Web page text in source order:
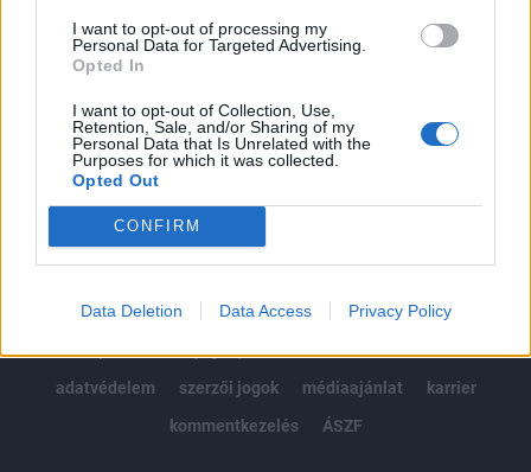
I want to opt-out of processing my
Personal Data for Targeted Advertising.
Opted In
I want to opt-out of Collection, Use,
Retention, Sale, and/or Sharing of my
Personal Data that Is Unrelated with the
Purposes for which it was collected.
Opted Out
CONFIRM
Data Deletion Data Access Privacy Policy
Előfizetés
MÁR ELŐFIZETŐNK VAGY?BEJELENTKEZÉS
© 2026 Portfolio
adatvédelem
szerzői jogok médiaajánlat
karrier
kommentkezelés
ÁSZF